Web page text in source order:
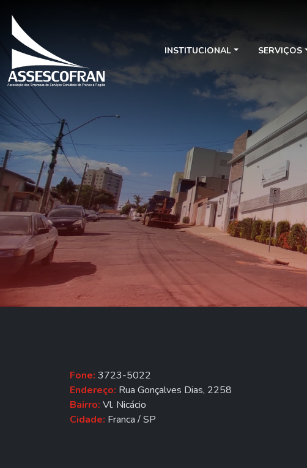
INSTITUCIONAL SERVIÇOS
Fone: 3723-5022
Endereço: Rua Gonçalves Dias, 2258
Bairro: Vl. Nicácio
Cidade: Franca / SP